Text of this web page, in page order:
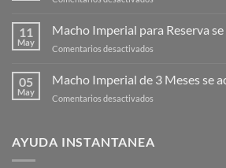
deImperial
para
acaba
11
May
Macho Imperial para Reserva
Comentarios desactivados
Imperial
para
de
05
May
Macho Imperial de 3 Meses se
Comentarios desactivados
AYUDA INSTANTANEA